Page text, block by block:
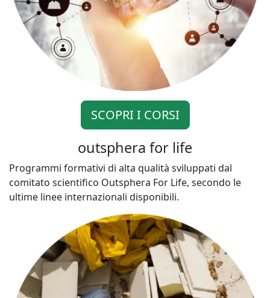
SCOPRI I CORSI
outsphera for life
Programmi formativi di alta qualità sviluppati dal
comitato scientifico Outsphera For Life, secondo le
ultime linee internazionali disponibili.